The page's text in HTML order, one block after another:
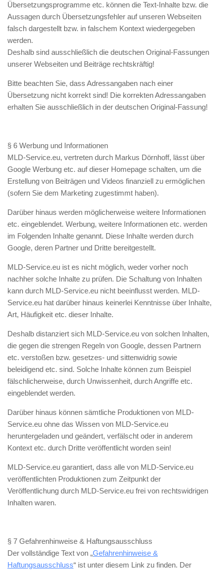
Übersetzungsprogramme etc. können die Text-Inhalte bzw. die
Aussagen durch Übersetzungsfehler auf unseren Webseiten
falsch dargestellt bzw. in falschem Kontext wiedergegeben
werden.
Deshalb sind ausschließlich die deutschen Original-Fassungen
unserer Webseiten und Beiträge rechtskräftig!
Bitte beachten Sie, dass Adressangaben nach einer
Übersetzung nicht korrekt sind! Die korrekten Adressangaben
erhalten Sie ausschließlich in der deutschen Original-Fassung!
§ 6 Werbung und Informationen
MLD-Service.eu, vertreten durch Markus Dörnhoff, lässt über
Google Werbung etc. auf dieser Homepage schalten, um die
Erstellung von Beiträgen und Videos finanziell zu ermöglichen
(sofern Sie dem Marketing zugestimmt haben).
Darüber hinaus werden möglicherweise weitere Informationen
etc. eingeblendet. Werbung, weitere Informationen etc. werden
im Folgenden Inhalte genannt. Diese Inhalte werden durch
Google, deren Partner und Dritte bereitgestellt.
MLD-Service.eu ist es nicht möglich, weder vorher noch
nachher solche Inhalte zu prüfen. Die Schaltung von Inhalten
kann durch MLD-Service.eu nicht beeinflusst werden. MLD-
Service.eu hat darüber hinaus keinerlei Kenntnisse über Inhalte,
Art, Häufigkeit etc. dieser Inhalte.
Deshalb distanziert sich MLD-Service.eu von solchen Inhalten,
die gegen die strengen Regeln von Google, dessen Partnern
etc. verstoßen bzw. gesetzes- und sittenwidrig sowie
beleidigend etc. sind. Solche Inhalte können zum Beispiel
fälschlicherweise, durch Unwissenheit, durch Angriffe etc.
eingeblendet werden.
Darüber hinaus können sämtliche Produktionen von MLD-
Service.eu ohne das Wissen von MLD-Service.eu
heruntergeladen und geändert, verfälscht oder in anderem
Kontext etc. durch Dritte veröffentlicht worden sein!
MLD-Service.eu garantiert, dass alle von MLD-Service.eu
veröffentlichten Produktionen zum Zeitpunkt der
Veröffentlichung durch MLD-Service.eu frei von rechtswidrigen
Inhalten waren.
§ 7 Gefahrenhinweise & Haftungsausschluss
Der vollständige Text von „Gefahrenhinweise &
Haftungsausschluss“ ist unter diesem Link zu finden. Der